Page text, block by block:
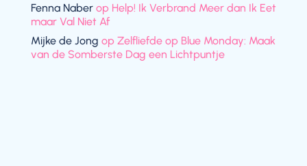
Fenna Naberop Help! Ik Verbrand Meer dan Ik Eet
maar Val Niet Af
Mijke de Jong op Zelfliefde op Blue Monday: Maak
van de Somberste Dag een Lichtpuntje